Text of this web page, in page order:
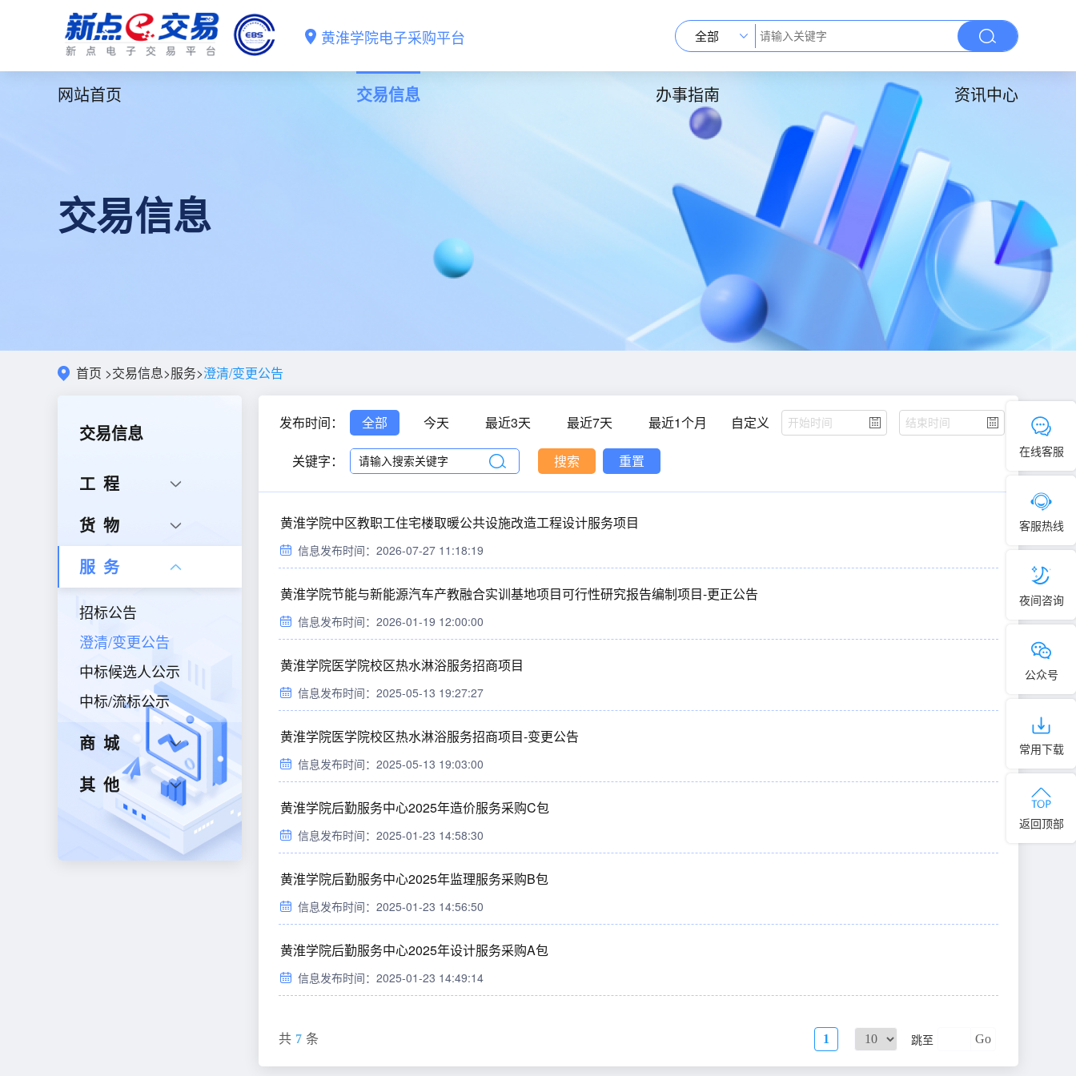
黄淮学院电子采购平台 全部
网站首页 交易信息 办事指南 资讯中心
在线客服
客服热线
夜间咨询
公众号
常用下载
返回顶部
交易信息
首页 >交易信息>服务>澄清/变更公告
交易信息
工程
货物
服务
招标公告
澄清/变更公告
中标候选人公示
中标/流标公示
商城
其他
发布时间： 全部 今天 最近3天 最近7天 最近1个月 自定义
关键字： 搜索 重置
黄淮学院中区教职工住宅楼取暖公共设施改造工程设计服务项目
信息发布时间：2026-07-27 11:18:19
黄淮学院节能与新能源汽车产教融合实训基地项目可行性研究报告编制项目-更正公告
信息发布时间：2026-01-19 12:00:00
黄淮学院医学院校区热水淋浴服务招商项目
信息发布时间：2025-05-13 19:27:27
黄淮学院医学院校区热水淋浴服务招商项目-变更公告
信息发布时间：2025-05-13 19:03:00
黄淮学院后勤服务中心2025年造价服务采购C包
信息发布时间：2025-01-23 14:58:30
黄淮学院后勤服务中心2025年监理服务采购B包
信息发布时间：2025-01-23 14:56:50
黄淮学院后勤服务中心2025年设计服务采购A包
信息发布时间：2025-01-23 14:49:14
1
共 7 条 Go